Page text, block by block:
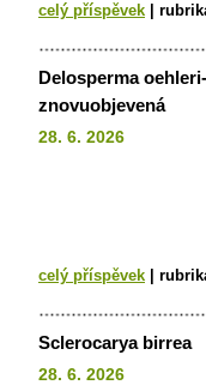
celý příspěvek
Delosperma
znovuobjevená
28. 6. 2026
celý příspěvek
Sclerocarya birrea
28. 6. 2026